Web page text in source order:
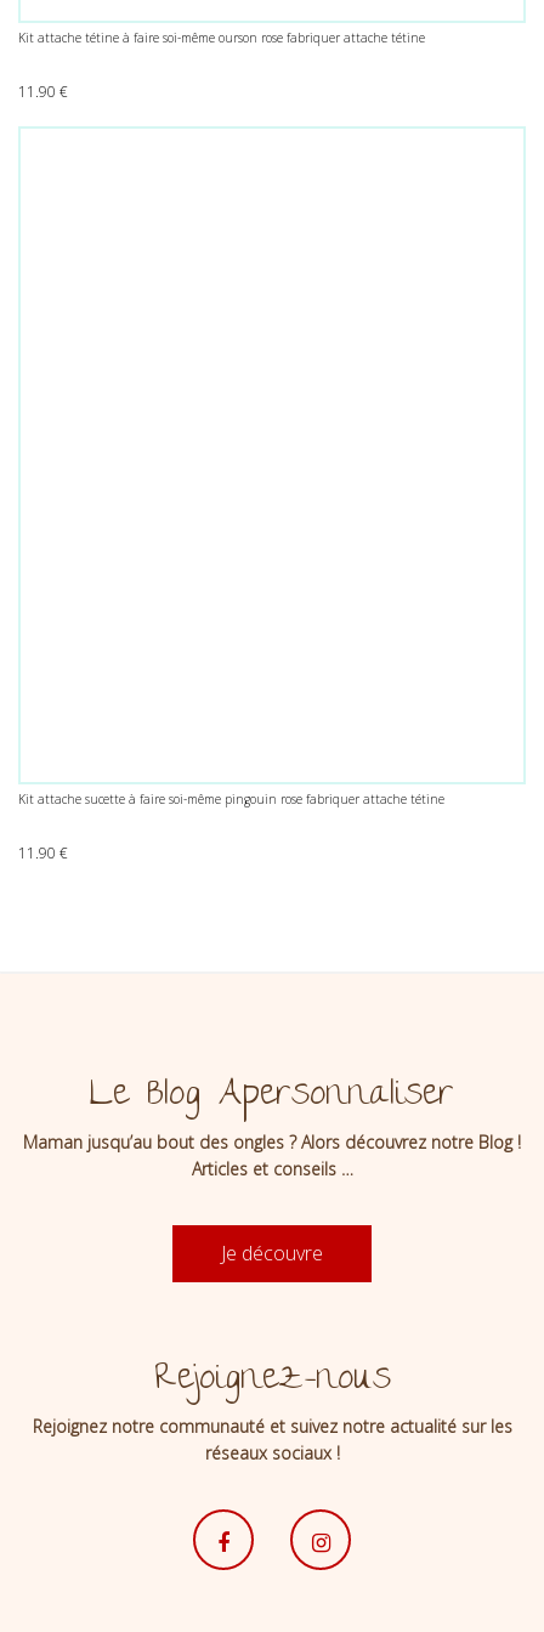
Kit attache tétine à faire soi-même ourson rose fabriquer attache tétine
11.90 €
Kit attache sucette à faire soi-même pingouin rose fabriquer attache tétine
11.90 €
Le Blog Apersonnaliser
Maman jusqu’au bout des ongles ? Alors découvrez notre Blog !
Articles et conseils …
Je découvre
Rejoignez-nous
Rejoignez notre communauté et suivez notre actualité sur les
réseaux sociaux !